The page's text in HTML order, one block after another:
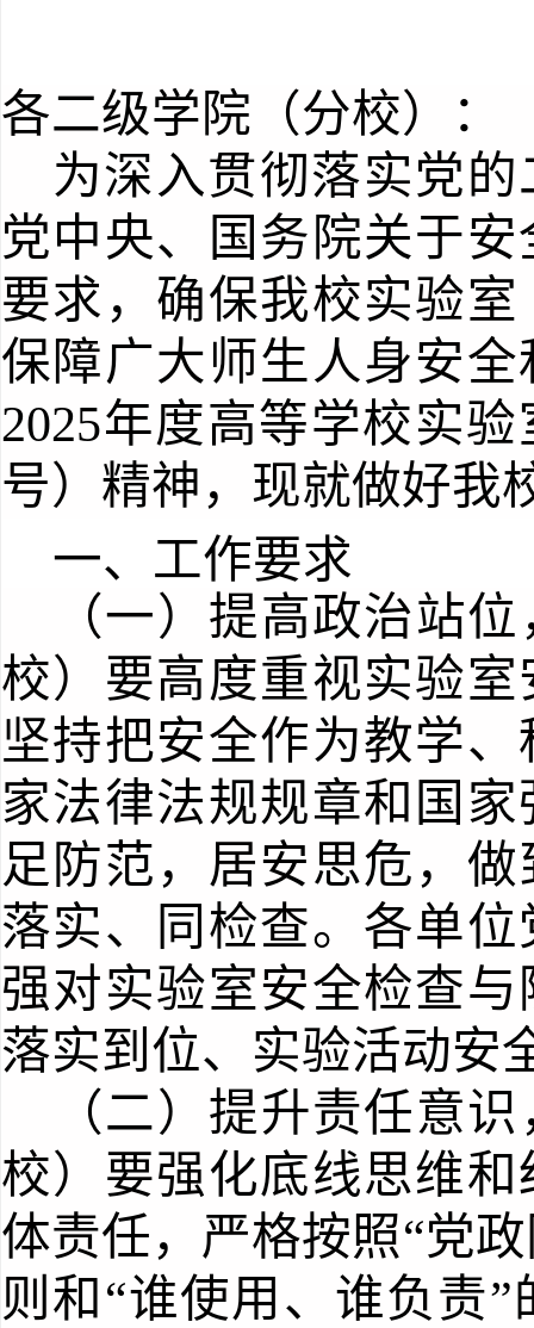
各二级学院（分校）：
为深入贯彻落实党
党中央、国务院关于
要求，确保我校实验
保障广大师生人身安
2025年度高等学校实
号） 精神 ，现就做好我
一、工作要求
（一）提高政治站
校） 要高度重视实验
坚持把安全作为教学
家法律法规规章和国
足防范，居安思危，
落实、同检查。 各单位
强对实验室安全检查与
落实到位、 实验活动安
（二）提升责任意
校）要强化底线思维
体责任，严格按照“党
则和“谁使用、谁负责